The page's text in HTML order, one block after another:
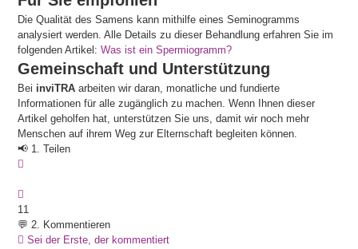
Die Qualität des Samens kann mithilfe eines Seminogramms
analysiert werden. Alle Details zu dieser Behandlung erfahren Sie im
folgenden Artikel: Was ist ein Spermiogramm?
Gemeinschaft und Unterstützung
Bei inviTRA arbeiten wir daran, monatliche und fundierte
Informationen für alle zugänglich zu machen. Wenn Ihnen dieser
Artikel geholfen hat, unterstützen Sie uns, damit wir noch mehr
Menschen auf ihrem Weg zur Elternschaft begleiten können.
📢 1. Teilen
11
💬 2. Kommentieren
Sei der Erste, der kommentiert